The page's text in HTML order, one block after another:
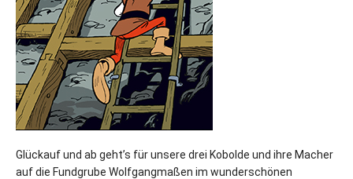
Glückauf und ab geht’s für unsere drei Kobolde und ihre Macher
auf die Fundgrube Wolfgangmaßen im wunderschönen